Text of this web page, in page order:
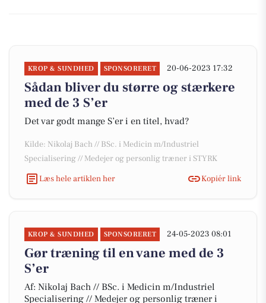
KROP & SUNDHED SPONSORERET 20-06-2023 17:32
Sådan bliver du større og stærkere
med de 3 S’er
Det var godt mange S’er i en titel, hvad?
Kilde: Nikolaj Bach // BSc. i Medicin m/Industriel
Specialisering // Medejer og personlig træner i STYRK
Læs hele artiklen her
Kopiér link
KROP & SUNDHED SPONSORERET 24-05-2023 08:01
Gør træning til en vane med de 3
S’er
Af: Nikolaj Bach // BSc. i Medicin m/Industriel
Specialisering // Medejer og personlig træner i